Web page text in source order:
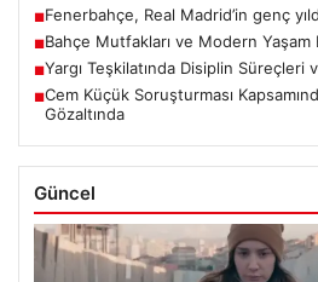
■Fenerbahçe, Real Madrid’in genç
■Bahçe Mutfakları ve Modern Yaşam
■Yargı Teşkilatında Disiplin Süreçleri
■Cem Küçük Soruşturması
Gözaltında
Güncel